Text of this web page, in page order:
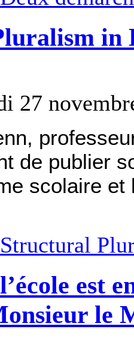
in
27
de publier
scolaire et
est
le